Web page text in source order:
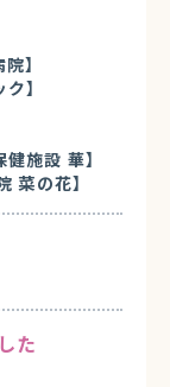
】
】
健施設 華】
菜の花】
た